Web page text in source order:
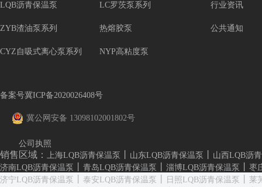
LQB沥青保温泵 LC罗茨泵系列
ZYB渣油泵系列 热熔胶泵
CYZ自吸式离心泵系列 NYP高粘度泵
备案号冀ICP备2020026408号
冀公网安备 13098102001802号
公司执照
行业资讯
公共通知
销售区域： 上海LQB沥青保温泵 山东LQB沥青保温泵
山西LQB沥
济南LQB沥青保温泵
青岛LQB沥青保温泵 淄博LQB沥青保温泵
枣
济宁LQB沥青保温泵
泰安LQB沥青保温泵 日照LQB沥青保温泵
莱